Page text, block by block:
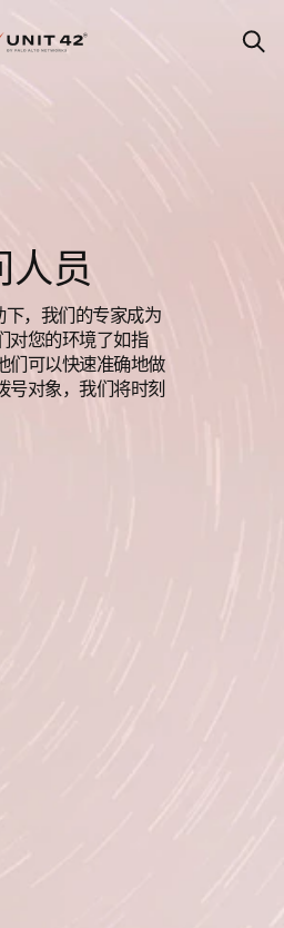
人员
，我们的专家成为
对您的环境了如指
们可以快速准确地做
号对象，我们将时刻